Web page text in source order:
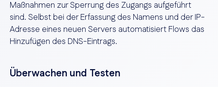
Maßnahmen zur Sperrung des Zugangs aufgeführt
sind. Selbst bei der Erfassung des Namens und der IP-
Adresse eines neuen Servers automatisiert Flows das
Hinzufügen des DNS-Eintrags.
Überwachen und Testen